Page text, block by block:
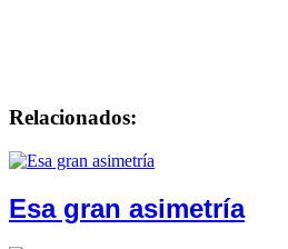
Relacionados:
Esa gran asimetría